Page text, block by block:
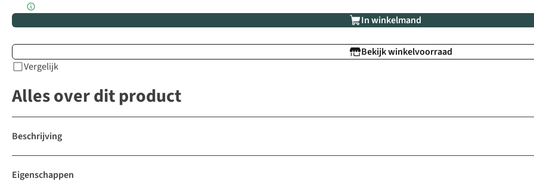
In winkelmand
Bekijk winkelvoorraad
Vergelijk
Alles over dit product
Beschrijving
Eigenschappen